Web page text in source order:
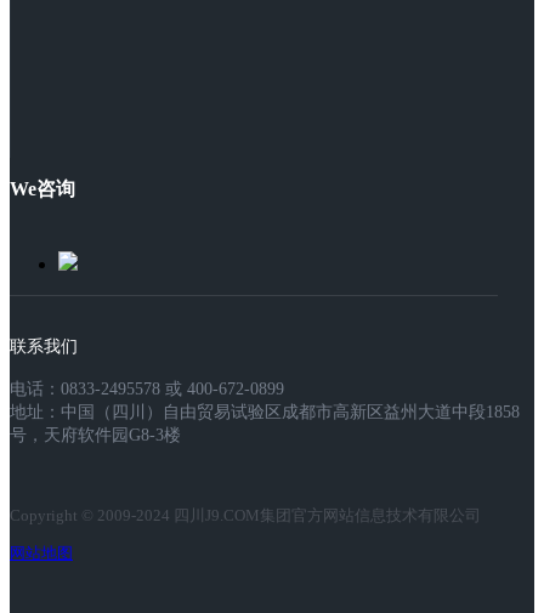
We咨询
联系我们
电话：0833-2495578 或 400-672-0899
地址：中国（四川）自由贸易试验区成都市高新区益州大道中段1858
号，天府软件园G8-3楼
Copyright © 2009-2024 四川J9.COM集团官方网站信息技术有限公司
网站地图